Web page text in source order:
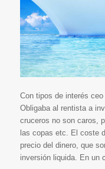
Con tipos de interés
Obligaba al rentista a
cruceros no son caros,
las copas etc. El coste
precio del dinero, que
inversión liquida. En un